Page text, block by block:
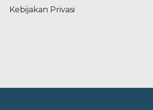
Kebijakan Privasi